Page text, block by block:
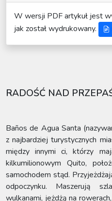
W wersji PDF artykuł jest
jak został wydrukowany.
RADOŚĆ NAD
Baños de Agua Santa
z najbardziej turystycznych
między innymi ci, którzy
kilkumilionowym Quito,
samochodem stąd.
odpoczynku. Maszerują
wulkanami, jeżdżą na